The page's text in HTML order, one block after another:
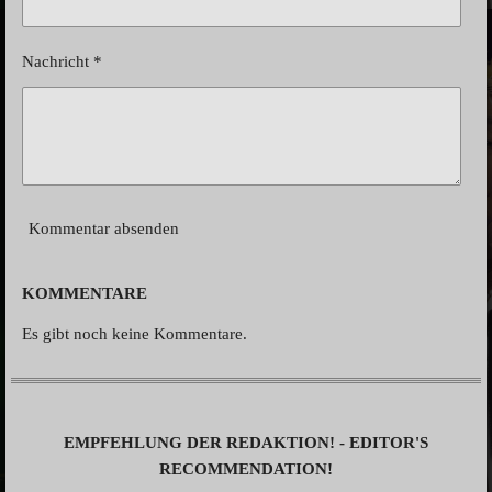
Nachricht *
Kommentar absenden
KOMMENTARE
Es gibt noch keine Kommentare.
EMPFEHLUNG DER REDAKTION! - EDITOR'S
RECOMMENDATION!